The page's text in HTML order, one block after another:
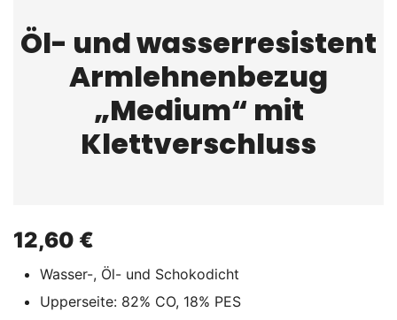
Öl- und wasserresistent
Armlehnenbezug
„Medium“ mit
Klettverschluss
12,60 €
Wasser-, Öl- und Schokodicht
Upperseite: 82% CO, 18% PES